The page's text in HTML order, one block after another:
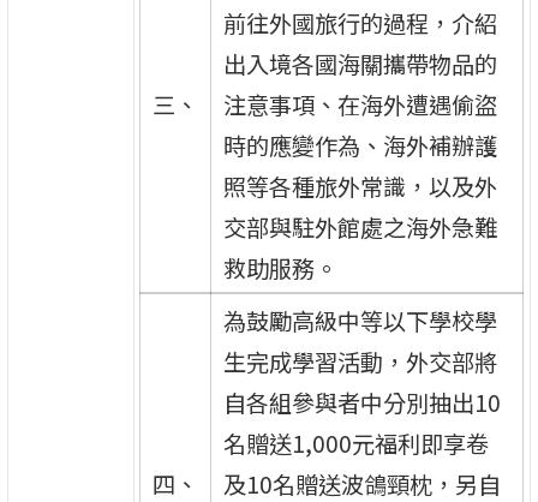
三、
前往外國旅行的過程，介紹
出入境各國海關攜帶物品的
注意事項、在海外遭遇偷盜
時的應變作為、海外補辦護
照等各種旅外常識，以及外
交部與駐外館處之海外急難
救助服務。
四、
為鼓勵高級中等以下學校學
生完成學習活動，外交部將
自各組參與者中分別抽出10
名贈送1,000元福利即享卷
及10名贈送波鴿頸枕，另自